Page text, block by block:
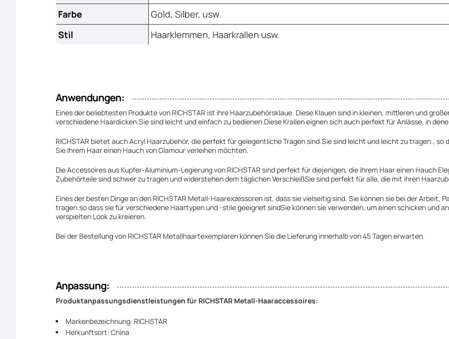
Farbe
Gold, Silber, usw.
Stil
Haarklemmen, Haarkrallen usw.
Anwendungen:
Eines der beliebtesten Produkte von RICHSTAR ist ihre Haarzubehörsklaue. Diese Klauen sind in kleinen, mittleren und
verschiedene Haardicken.Sie sind leicht und einfach zu bedienen.Diese Krallen eignen sich auch perfekt für Anlässe, in
RICHSTAR bietet auch Acryl Haarzubehör, die perfekt für gelegentliche Tragen sind.Sie sind leicht und leicht zu tragen.,
Sie Ihrem Haar einen Hauch von Glamour verleihen möchten.
Die Accessoires aus Kupfer-Aluminium-Legierung von RICHSTAR sind perfekt für diejenigen, die ihrem Haar einen Hauch
Zubehörteile sind schwer zu tragen und widerstehen dem täglichen VerschleißSie sind perfekt für alle, die mit ihren
Eines der besten Dinge an den RICHSTAR Metall-Haarexzessoren ist, dass sie vielseitig sind. Sie können sie bei der Arbeit,
tragen.so dass sie für verschiedene Haartypen und -stile geeignet sindSie können sie verwenden, um einen schicken und
verspielten Look zu kreieren.
Bei der Bestellung von RICHSTAR Metallhaartexemplaren können Sie die Lieferung innerhalb von 45 Tagen erwarten.
Anpassung:
Produktanpassungsdienstleistungen für RICHSTAR Metall-Haaraccessoires:
Markenbezeichnung: RICHSTAR
Herkunftsort: China